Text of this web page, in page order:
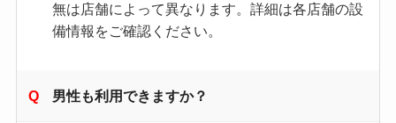
無は店舗によって異なります。​詳細は各店舗の設
備情報をご確認ください。​
男性も利用できますか？